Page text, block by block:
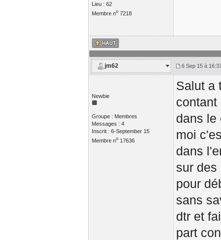
Lieu : 62
Membre no7218
jm62 6 Sep 15 à
Newbie
Groupe : Membres
Messages : 4
Inscrit : 6-September 15
Membre no17636
Salut a
contant
dans le
moi
dans
sur des
pour
sans
dtr et
part